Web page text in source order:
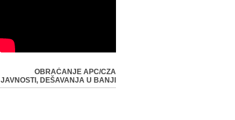
OBRAĆANJE APC/CZA
JAVNOSTI, DEŠAVANJA U BANJI